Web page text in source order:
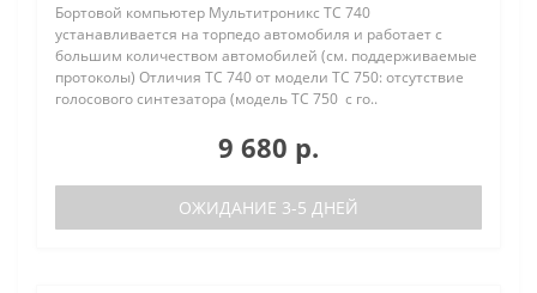
Бортовой компьютер Мультитроникс TC 740
устанавливается на торпедо автомобиля и работает с
большим количеством автомобилей (см. поддерживаемые
протоколы) Отличия TC 740 от модели TC 750: отсутствие
голосового синтезатора (модель TC 750 с го..
9 680 р.
ОЖИДАНИЕ 3-5 ДНЕЙ